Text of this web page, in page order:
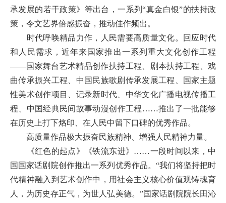
承发展的若干政策》等出台，一系列“真金白银”的扶持政
策，令文艺界倍感振奋，推动佳作频出。
时代呼唤精品力作，人民需要高质量文化。回应时代
和人民需求，近年来国家推出一系列重大文化创作工程
——国家舞台艺术精品创作扶持工程、剧本扶持工程、戏
曲传承振兴工程、中国民族歌剧传承发展工程、国家主题
性美术创作项目、记录新时代、中华文化广播电视传播工
程、中国经典民间故事动漫创作工程……推出了一批能够
在历史上打下烙印、在人民中留下口碑的优秀作品。
高质量作品极大振奋民族精神、增强人民精神力量。
《红色的起点》《铁流东进》……一段时间以来，中
国国家话剧院创作推出一系列优秀作品。“我们将坚持把时
代精神融入到艺术创作中，用社会主义核心价值观铸魂育
人，为历史存正气，为世人弘美德。”国家话剧院院长田沁